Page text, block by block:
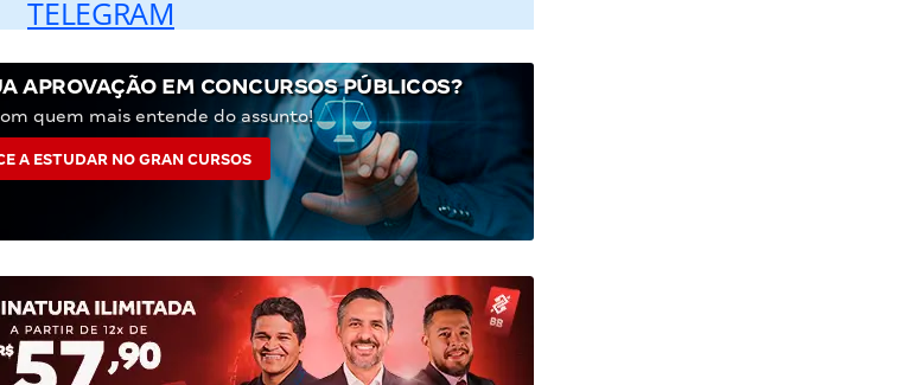
TELEGRAM
APROVAÇÃO EM CONCURSOS PÚBLICOS?
quem mais entende do assunto!
A ESTUDAR NO GRAN CURSOS